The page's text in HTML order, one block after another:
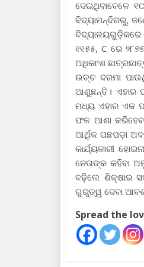
ଦେଇଥିବାବେଳେ
ବିଦ୍ୟାମନ୍ଦିରରୁ,
ବିଦ୍ୟାଳୟଗୁଡ଼ିକରେ
୧୧୫୫, C ରେ
ଅଧିକାଂଶ
ଉଚ୍ଚ ଦରମା
ଆଣୁଛନ୍ତି। ଏହାର
ମଧ୍ୟ ଏହାର ଏକ
ଫଳ ଆଶା କରିହେବ
ଆର୍ଥିକ ପଛପଡ଼ା
କାର୍ଯ୍ୟକାରୀ
ନେତାଙ୍କ କହିବା
ବଢ଼ିଲେ ଶିକ୍ଷାର
ଗୁରୁତ୍ୱ ଦେବା
Spread the